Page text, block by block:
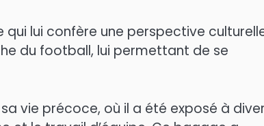
qui lui confère une perspective
du football, lui permettant de se
vie précoce, où il a été exposé à